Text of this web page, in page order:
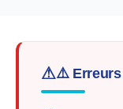
⚠️ Erreurs